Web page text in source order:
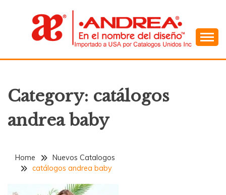
ANDREA
Category: catálogos
andrea baby
Home
Nuevos Catalogos
catálogos andrea baby